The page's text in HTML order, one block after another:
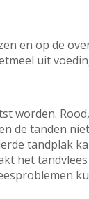
en op de
uit
worden. Rood,
de tanden
tandplak
het